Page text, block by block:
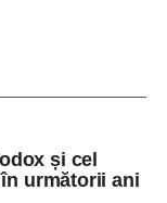
și cel
următorii ani